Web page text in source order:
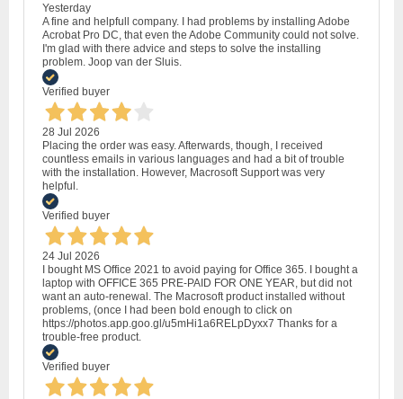
Yesterday
A fine and helpfull company. I had problems by installing Adobe
Acrobat Pro DC, that even the Adobe Community could not solve.
I'm glad with there advice and steps to solve the installing
problem. Joop van der Sluis.
Verified buyer
28 Jul 2026
Placing the order was easy. Afterwards, though, I received
countless emails in various languages and had a bit of trouble
with the installation. However, Macrosoft Support was very
helpful.
Verified buyer
24 Jul 2026
I bought MS Office 2021 to avoid paying for Office 365. I bought a
laptop with OFFICE 365 PRE-PAID FOR ONE YEAR, but did not
want an auto-renewal. The Macrosoft product installed without
problems, (once I had been bold enough to click on
https://photos.app.goo.gl/u5mHi1a6RELpDyxx7 Thanks for a
trouble-free product.
Verified buyer